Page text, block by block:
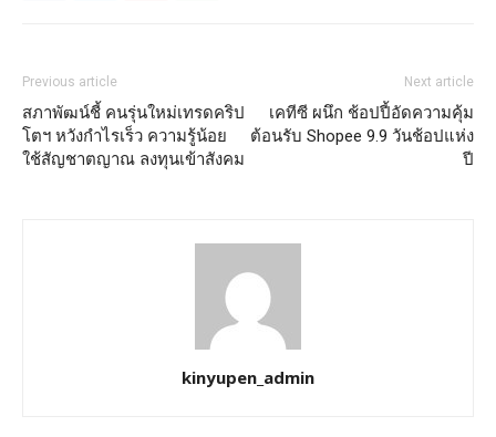
Previous article
สภาพัฒน์ชี้ คนรุ่นใหม่เทรดคริป
โตฯ หวังกำไรเร็ว ความรู้น้อย
ใช้สัญชาตญาณ ลงทุนเข้าสังคม
Next article
เคทีซี ผนึก ช้อปปี้อัดความคุ้ม
ต้อนรับ Shopee 9.9 วันช้อปแห่ง
ปี
kinyupen_admin